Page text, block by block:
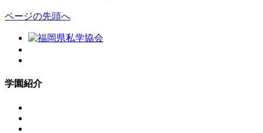
ページの先頭へ
学園紹介